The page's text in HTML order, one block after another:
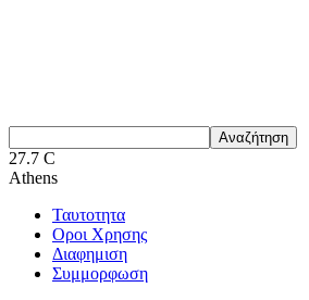
27.7 C
Athens
Ταυτοτητα
Οροι Χρησης
Διαφημιση
Συμμορφωση